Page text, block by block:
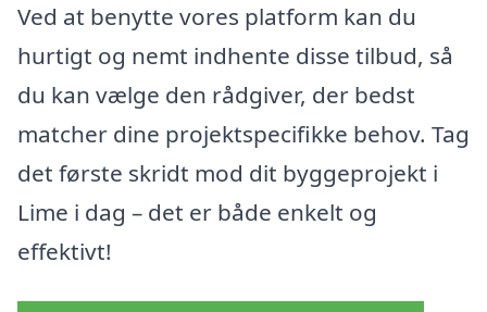
Ved at benytte vores platform kan du
hurtigt og nemt indhente disse tilbud, så
du kan vælge den rådgiver, der bedst
matcher dine projektspecifikke behov. Tag
det første skridt mod dit byggeprojekt i
Lime i dag – det er både enkelt og
effektivt!